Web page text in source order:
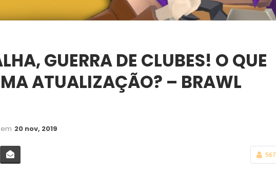
GUERRA DE CLUBES! O QUE
ATUALIZAÇÃO? – BRAWL
20 nov, 2019
567